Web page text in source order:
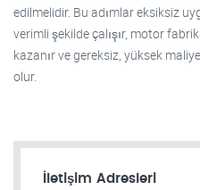
edilmelidir. Bu adımlar eksiksiz
verimli şekilde çalışır, motor
kazanır ve gereksiz, yüksek
olur.
İletişim Adresleri